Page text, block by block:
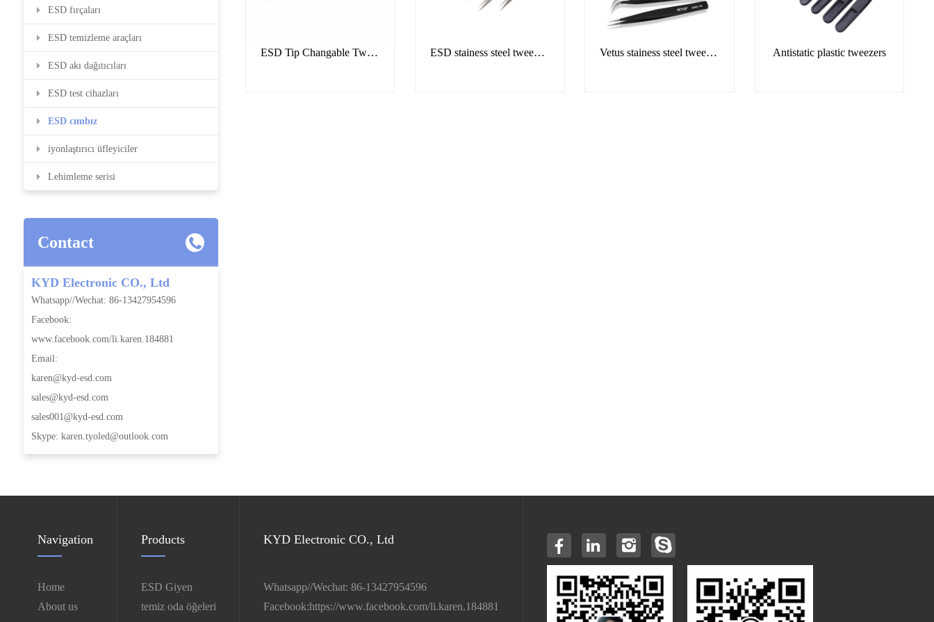
ESD fırçaları
ESD temizleme araçları
ESD akı dağıtıcıları
ESD test cihazları
ESD cımbız
iyonlaştırıcı üfleyiciler
Lehimleme serisi
Contact
KYD Electronic CO., Ltd
Whatsapp//Wechat: 86-13427954596
Facebook:
www.facebook.com/li.karen.184881
Email:
karen@kyd-esd.com
sales@kyd-esd.com
sales001@kyd-esd.com
Skype: karen.tyoled@outlook.com
ESD Tip Changable Tweezers ESD stainess steel tweezers Vetus stainess steel tweezers Antistatic plastic tweezers
Navigation
Home
About us
Products
ESD Giyen
temiz oda öğeleri
KYD Electronic CO., Ltd
Whatsapp//Wechat: 86-13427954596
Facebook:https://www.facebook.com/li.karen.184881